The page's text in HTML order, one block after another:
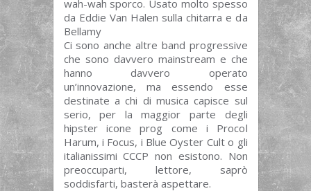
wah-wah sporco. Usato molto spesso
da Eddie Van Halen sulla chitarra e da
Bellamy
Ci sono anche altre band progressive
che sono davvero mainstream e che
hanno davvero operato
un’innovazione, ma essendo esse
destinate a chi di musica capisce sul
serio, per la maggior parte degli
hipster icone prog come i Procol
Harum, i Focus, i Blue Oyster Cult o gli
italianissimi CCCP non esistono. Non
preoccuparti, lettore, saprò
soddisfarti, basterà aspettare.